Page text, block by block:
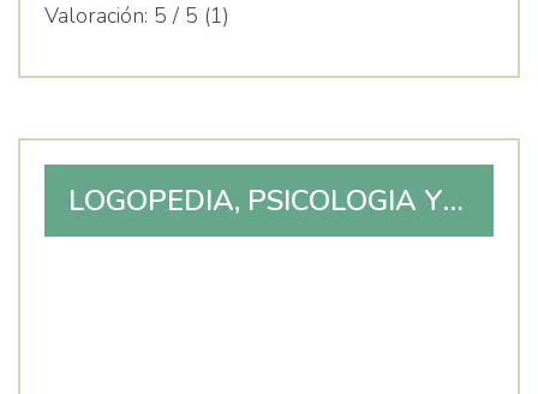
Valoración: 5 / 5 (1)
LOGOPEDIA, PSICOLOGIA Y